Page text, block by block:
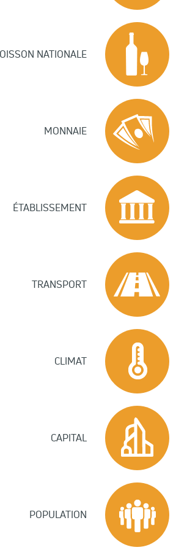
NATIONALE
MONNAIE
ÉTABLISSEMENT
TRANSPORT
CLIMAT
CAPITAL
POPULATION